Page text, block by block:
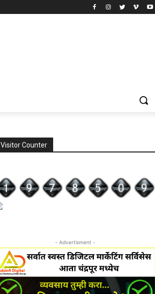
Visitor Counter
- Advertisment -